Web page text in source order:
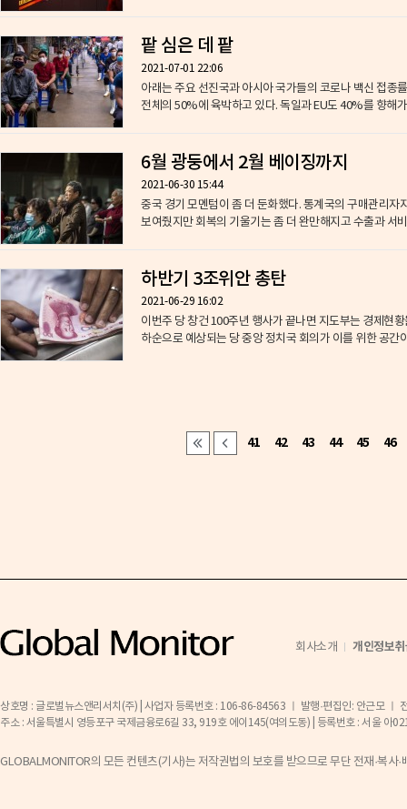
팥 심은 데 팥
2021-07-01 22:06
아래는 주요 선진국과 아시아 국가들의 코로나 백신 접종
전체의 50%에 육박하고 있다. 독일과 EU도 40%를 향해
6월 광둥에서 2월 베이징까지
2021-06-30 15:44
중국 경기 모멘텀이 좀 더 둔화했다. 통계국의 구매관리
보여줬지만 회복의 기울기는 좀 더 완만해지고 수출과 서
하반기 3조위안 총탄
2021-06-29 16:02
이번주 당 창건 100주년 행사가 끝나면 지도부는 경제현
하순으로 예상되는 당 중앙 정치국 회의가 이를 위한 공간
41 42 43 44 45 46
회사소개 개인정보
상호명 : 글로벌뉴스앤리서치(주) | 사업자 등록번호 : 106-86-84563 ㅣ 발행·편집인: 안근모 ㅣ
주소 : 서울특별시 영등포구 국제금융로6길 33, 919호 에이145(여의도동) | 등록번호 : 서울
GLOBALMONITOR의 모든 컨텐츠(기사)는 저작권법의 보호를 받으므로 무단 전재·복사·